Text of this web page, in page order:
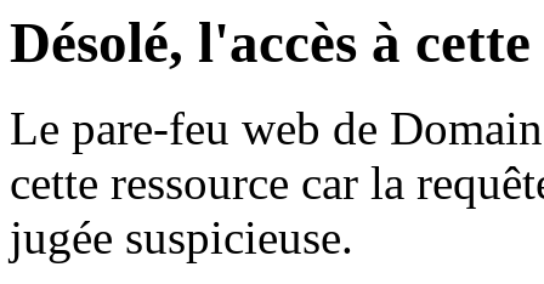
Désolé, l'accès à
Le pare-feu web de
cette ressource car la
jugée suspicieuse.